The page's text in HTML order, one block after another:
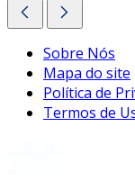
Sobre Nós
Mapa do site
Política de
Termos de